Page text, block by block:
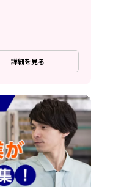
詳細を見る